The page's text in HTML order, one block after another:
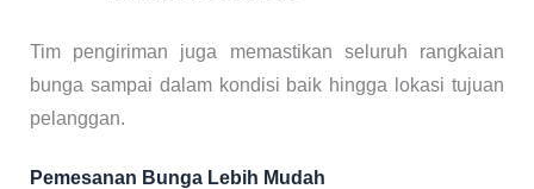
Tim pengiriman juga memastikan seluruh rangkaian
bunga sampai dalam kondisi baik hingga lokasi tujuan
pelanggan.
Pemesanan Bunga Lebih Mudah